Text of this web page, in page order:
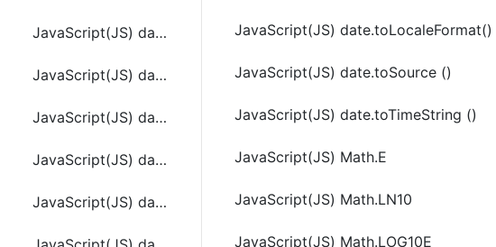
JavaScript(JS) date.toDateString()
JavaScript(JS) date.toGMTString()
JavaScript(JS) date.toLocaleDateString()
JavaScript(JS) date.toLocaleFormat()
JavaScript(JS) date.toLocaleTimeString ()
JavaScript(JS) date.toLocaleFormat()
JavaScript(JS) date.toSource ()
JavaScript(JS) date.toTimeString ()
JavaScript(JS) Math.E
JavaScript(JS) Math.LN10
JavaScript(JS) Math.LOG10E